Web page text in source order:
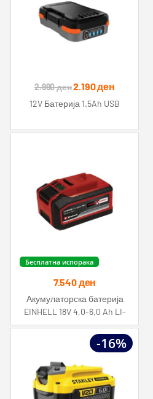
2.990денOriginal
price
2.990 ден.
2.190ден
price
2.190 ден.
12V Батерија 1.5Ah USB
Бесплатна испорака
7.540 ден
Акумулаторска батерија
EINHELL 18V 4,0-6,0 Ah LI-
ON MULTI Einhell
-16%